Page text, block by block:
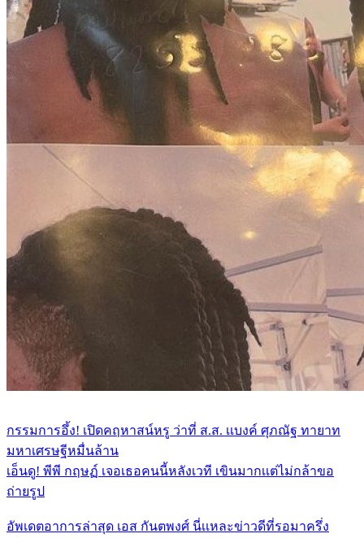
กรรมการอึ้ง! เปิดคฤหาสน์หรู ว่าที่ ส.ส. เเบงค์ ศุภณัฐ ทายาท
มหาเศรษฐีหมื่นล้าน
เอ็นดู! พีพี กฤษฏ์ เจอเธอคนนี้หลังเวที เขินมากเเต่ไม่กล้าขอ
ถ่ายรูป
อัพเดตอาการล่าสุด เอส กันตพงศ์ นี่เเหละข่าวดีที่รอมาครึ่ง